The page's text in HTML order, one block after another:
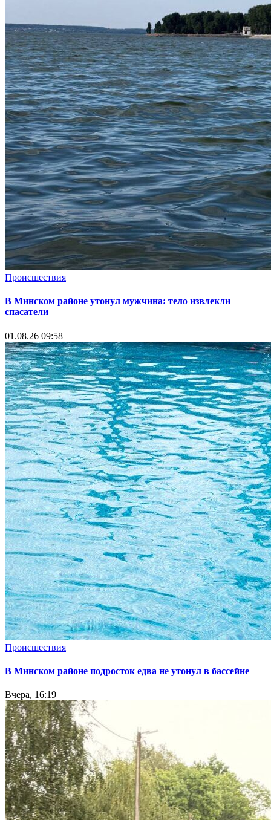
Происшествия
В Минском районе утонул мужчина: тело извлекли
спасатели
01.08.26 09:58
Происшествия
В Минском районе подросток едва не утонул в бассейне
Вчера, 16:19